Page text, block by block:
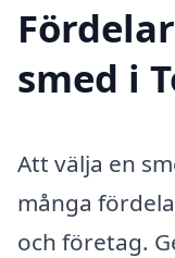
smed i
Att välja en
många
och företag.